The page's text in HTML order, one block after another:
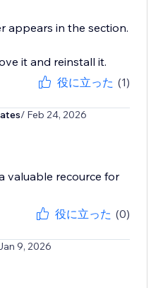
appears in the section.
it and reinstall it.
役に立った (1)
/ Feb 24, 2026
valuable recource for
役に立った (0)
9, 2026